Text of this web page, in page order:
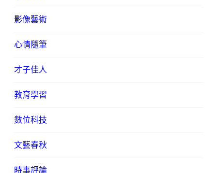
影像藝術
心情隨筆
才子佳人
教育學習
數位科技
文藝春秋
時事評論